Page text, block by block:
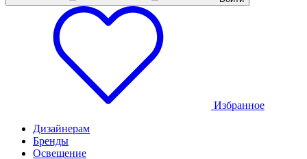
Избранное
Дизайнерам
Бренды
Освещение